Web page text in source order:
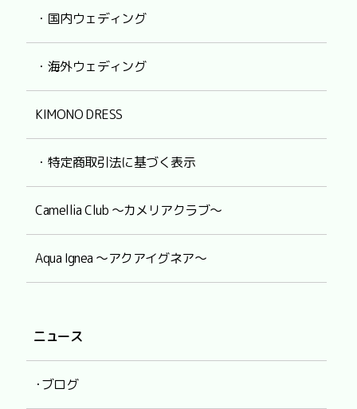
・国内ウェディング
・海外ウェディング
KIMONO DRESS
・特定商取引法に基づく表示
Camellia Club ～カメリアクラブ～
Aqua Ignea ～アクアイグネア～
ニュース
･ブログ